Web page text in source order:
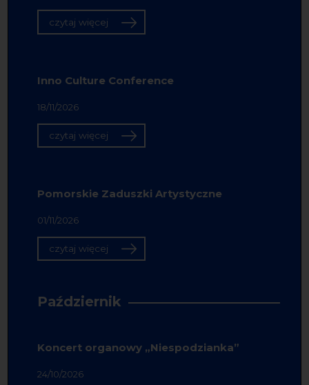
czytaj więcej
Inno Culture Conference
18/11/2026
czytaj więcej
Pomorskie Zaduszki Artystyczne
01/11/2026
czytaj więcej
Październik
Koncert organowy „Niespodzianka”
24/10/2026